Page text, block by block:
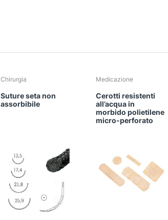
Chirurgia
Suture seta non
assorbibile
Medicazione
Cerotti resistenti
all’acqua in
morbido polietilene
micro-perforato